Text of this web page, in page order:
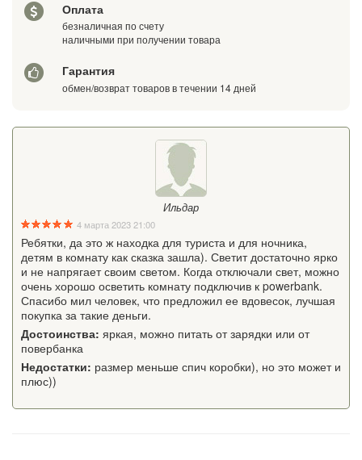
Оплата
безналичная по счету
наличными при получении товара
Гарантия
обмен/возврат товаров в течении 14 дней
Ильдар
4 марта 2023 21:00
Ребятки, да это ж находка для туриста и для ночника,
детям в комнату как сказка зашла). Светит достаточно ярко
и не напрягает своим светом. Когда отключали свет, можно
очень хорошо осветить комнату подключив к powerbank.
Спасибо мил человек, что предложил ее вдовесок, лучшая
покупка за такие деньги.
Достоинства: яркая, можно питать от зарядки или от
повербанка
Недостатки: размер меньше спич коробки), но это может и
плюс))